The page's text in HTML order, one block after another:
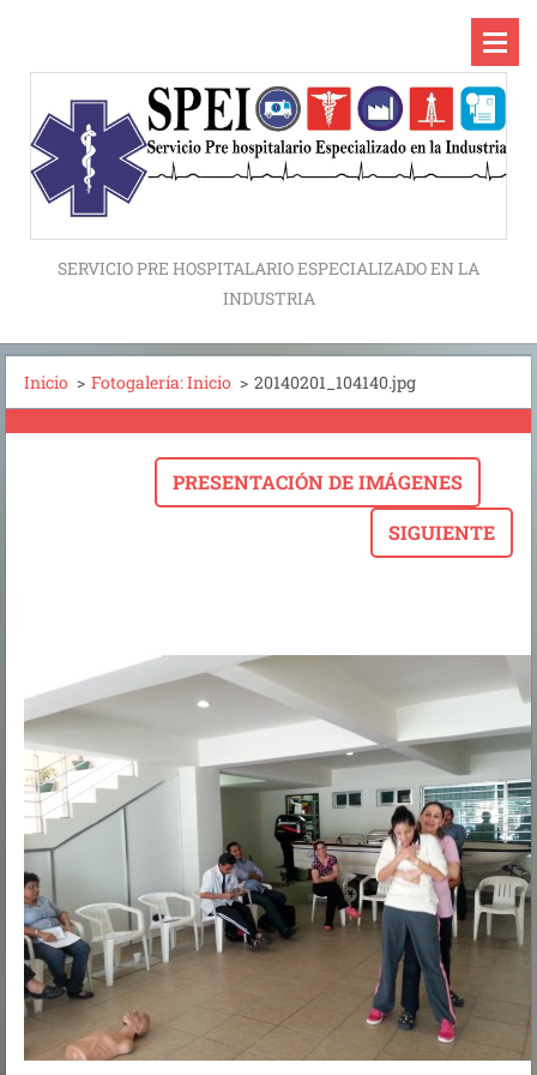
SERVICIO PRE HOSPITALARIO ESPECIALIZADO EN LA
INDUSTRIA
Inicio > Fotogalería: Inicio > 20140201_104140.jpg
PRESENTACIÓN DE IMÁGENES
SIGUIENTE